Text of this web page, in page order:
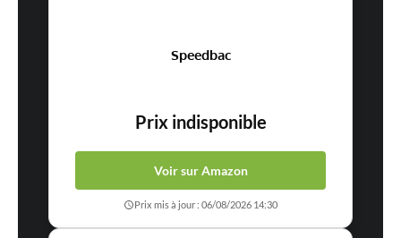
Speedbac
Prix indisponible
Voir sur Amazon
Prix mis à jour : 06/08/2026 14:30